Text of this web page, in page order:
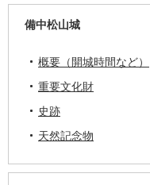
備中松山城
概要（開城時間など）
重要文化財
史跡
天然記念物